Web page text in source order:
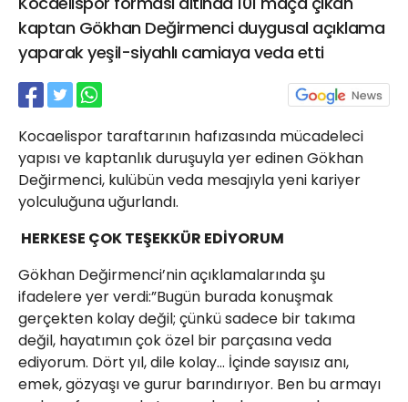
kaptan Gökhan Değirmenci duygusal açıklama
yaparak yeşil-siyahlı camiaya veda etti
Kocaelispor taraftarının hafızasında mücadeleci
yapısı ve kaptanlık duruşuyla yer edinen Gökhan
Değirmenci, kulübün veda mesajıyla yeni kariyer
yolculuğuna uğurlandı.
HERKESE ÇOK TEŞEKKÜR EDİYORUM
Gökhan Değirmenci’nin açıklamalarında şu
ifadelere yer verdi:”Bugün burada konuşmak
gerçekten kolay değil; çünkü sadece bir takıma
değil, hayatımın çok özel bir parçasına veda
ediyorum. Dört yıl, dile kolay... İçinde sayısız anı,
emek, gözyaşı ve gurur barındırıyor. Ben bu armayı
21 Gölcük
02624132333